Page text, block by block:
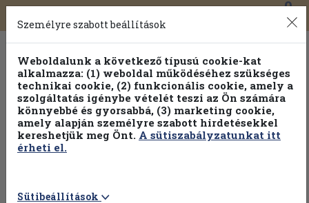
Toggle
navigation
0
Személyre szabott beállítások
Weboldalunk a következő típusú cookie-kat
alkalmazza: (1) weboldal működéséhez szükséges
technikai cookie, (2) funkcionális cookie, amely a
szolgáltatás igénybe vételét teszi az Ön számára
könnyebbé és gyorsabbá, (3) marketing cookie,
amely alapján személyre szabott hirdetésekkel
kereshetjük meg Önt. A sütiszabályzatunkat itt
érheti el.
Sütibeállítások